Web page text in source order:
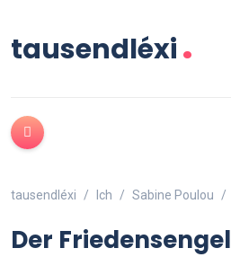
tausendléxi.
tausendléxi Ich Sabine Poulou
Der Friedensengel